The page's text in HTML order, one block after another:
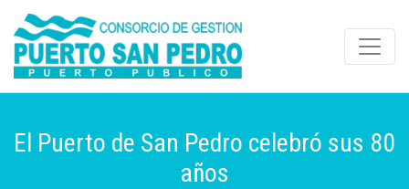
El Puerto de San Pedro celebró sus 80
años